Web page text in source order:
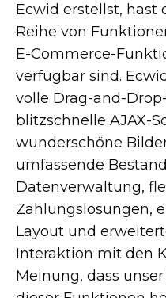
Ecwid erstellst, hast
Reihe von
E-Commerce-
verfügbar sind.
volle Drag-and-
blitzschnelle AJAX-
wunderschöne
umfassende
Datenverwaltung,
Zahlungslösungen,
Layout und
Interaktion mit den
Meinung, dass